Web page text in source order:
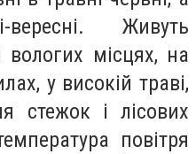
Живуть
місцях, на
у високій траві,
стежок і лісових
повітря